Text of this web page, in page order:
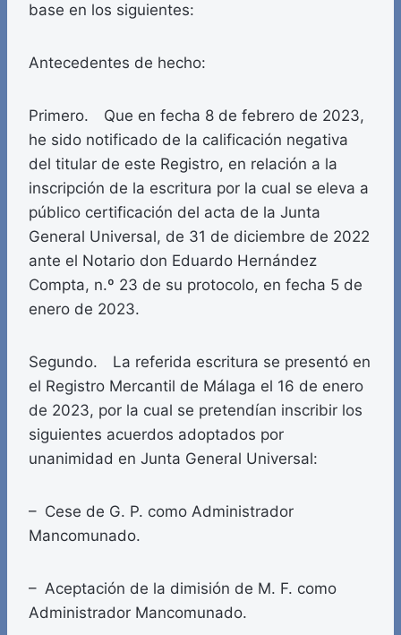
base en los siguientes:
Antecedentes de hecho:
Primero. Que en fecha 8 de febrero de 2023,
he sido notificado de la calificación negativa
del titular de este Registro, en relación a la
inscripción de la escritura por la cual se eleva a
público certificación del acta de la Junta
General Universal, de 31 de diciembre de 2022
ante el Notario don Eduardo Hernández
Compta, n.º 23 de su protocolo, en fecha 5 de
enero de 2023.
Segundo. La referida escritura se presentó en
el Registro Mercantil de Málaga el 16 de enero
de 2023, por la cual se pretendían inscribir los
siguientes acuerdos adoptados por
unanimidad en Junta General Universal:
– Cese de G. P. como Administrador
Mancomunado.
– Aceptación de la dimisión de M. F. como
Administrador Mancomunado.